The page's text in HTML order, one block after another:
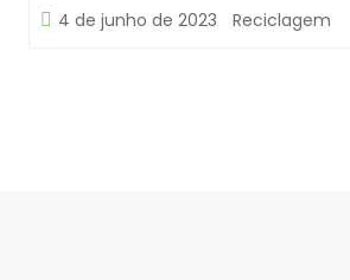
4 de junho de 2023 Reciclagem